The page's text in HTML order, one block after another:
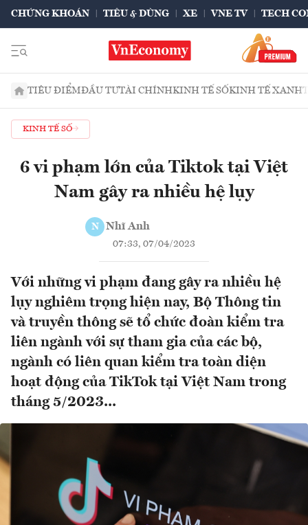
CHỨNG KHOÁN TIÊU & DÙNG XE VNE TV TECH
TIÊU ĐIỂMĐẦU TƯTÀI CHÍNHKINH TẾ SỐKINH TẾ XANH
KINH TẾ SỐ
6 vi phạm lớn của Tiktok tại Việt
Nam gây ra nhiều hệ lụy
N Nhĩ Anh
07:33, 07/04/2023
Với những vi phạm đang gây ra nhiều hệ
lụy nghiêm trọng hiện nay, Bộ Thông tin
và truyền thông sẽ tổ chức đoàn kiểm tra
liên ngành với sự tham gia của các bộ,
ngành có liên quan kiểm tra toàn diện
hoạt động của TikTok tại Việt Nam trong
tháng 5/2023...